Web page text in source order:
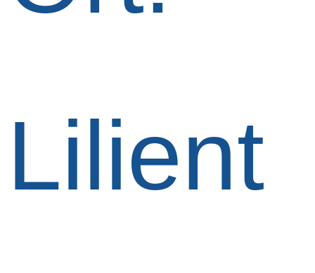
Lilient